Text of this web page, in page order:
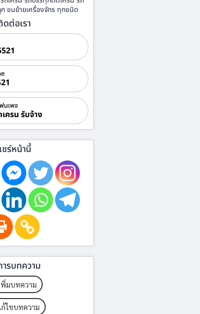
ก ขนย้ายเครื่องจักร ทุกชนิด
ดต่อเรา
นเพจ
ครน รับจ้าง
ร์หน้านี้
รบทความ
พิ่มบทความ
ไขบทความ